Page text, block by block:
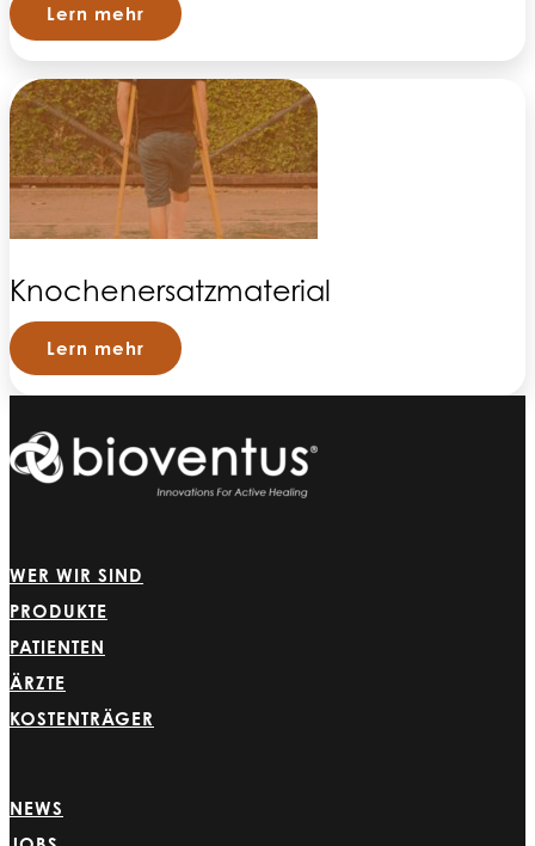
Lern mehr
Knochenersatzmaterial
Lern mehr
WER WIR SIND
PRODUKTE
PATIENTEN
ÄRZTE
KOSTENTRÄGER
NEWS